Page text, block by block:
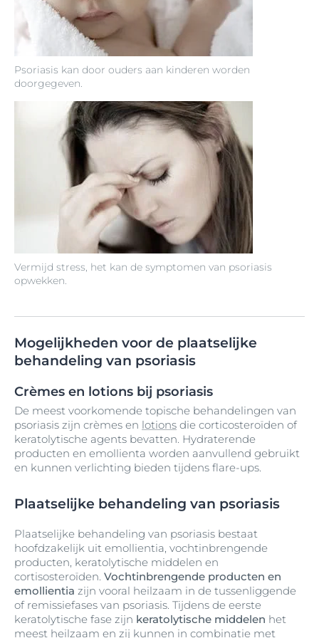
Psoriasis kan door ouders aan kinderen worden
doorgegeven.
Vermijd stress, het kan de symptomen van psoriasis
opwekken.
Mogelijkheden voor de plaatselijke
behandeling van psoriasis
Crèmes en lotions bij psoriasis
De meest voorkomende topische behandelingen van
psoriasis zijn crèmes en lotions die corticosteroïden of
keratolytische agents bevatten. Hydraterende
producten en emollienta worden aanvullend gebruikt
en kunnen verlichting bieden tijdens flare-ups.
Plaatselijke behandeling van psoriasis
Plaatselijke behandeling van psoriasis bestaat
hoofdzakelijk uit emollientia, vochtinbrengende
producten, keratolytische middelen en
cortisosteroïden. Vochtinbrengende producten en
emollientia zijn vooral heilzaam in de tussenliggende
of remissiefases van psoriasis. Tijdens de eerste
keratolytische fase zijn keratolytische middelen het
meest heilzaam en zij kunnen in combinatie met